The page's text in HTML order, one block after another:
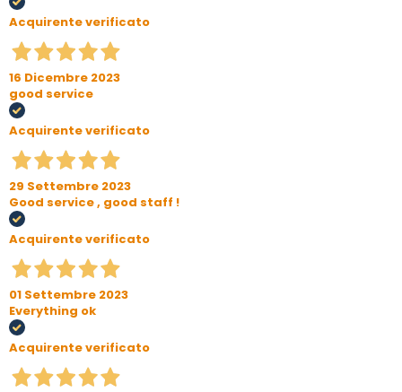
Acquirente verificato
16 Dicembre 2023
good service
Acquirente verificato
29 Settembre 2023
Good service , good staff !
Acquirente verificato
01 Settembre 2023
Everything ok
Acquirente verificato